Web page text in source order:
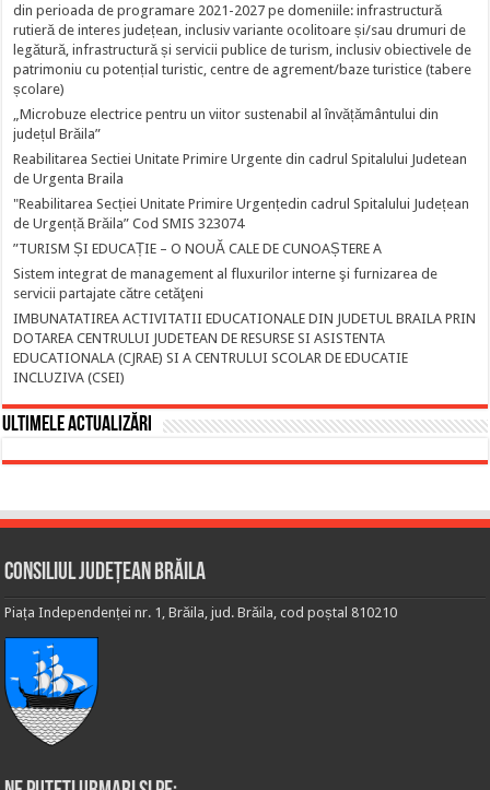
din perioada de programare 2021-2027 pe domeniile: infrastructură
rutieră de interes județean, inclusiv variante ocolitoare și/sau drumuri de
legătură, infrastructură și servicii publice de turism, inclusiv obiectivele de
patrimoniu cu potențial turistic, centre de agrement/baze turistice (tabere
școlare)
„Microbuze electrice pentru un viitor sustenabil al învățământului din
județul Brăila”
Reabilitarea Sectiei Unitate Primire Urgente din cadrul Spitalului Judetean
de Urgenta Braila
"Reabilitarea Secției Unitate Primire Urgențedin cadrul Spitalului Județean
de Urgență Brăila” Cod SMIS 323074
”TURISM ȘI EDUCAȚIE – O NOUĂ CALE DE CUNOAȘTERE A
Sistem integrat de management al fluxurilor interne şi furnizarea de
servicii partajate către cetăţeni
IMBUNATATIREA ACTIVITATII EDUCATIONALE DIN JUDETUL BRAILA PRIN
DOTAREA CENTRULUI JUDETEAN DE RESURSE SI ASISTENTA
EDUCATIONALA (CJRAE) SI A CENTRULUI SCOLAR DE EDUCATIE
INCLUZIVA (CSEI)
Ultimele actualizări
Consiliul Județean Brăila
Piața Independenței nr. 1, Brăila, jud. Brăila, cod poștal 810210